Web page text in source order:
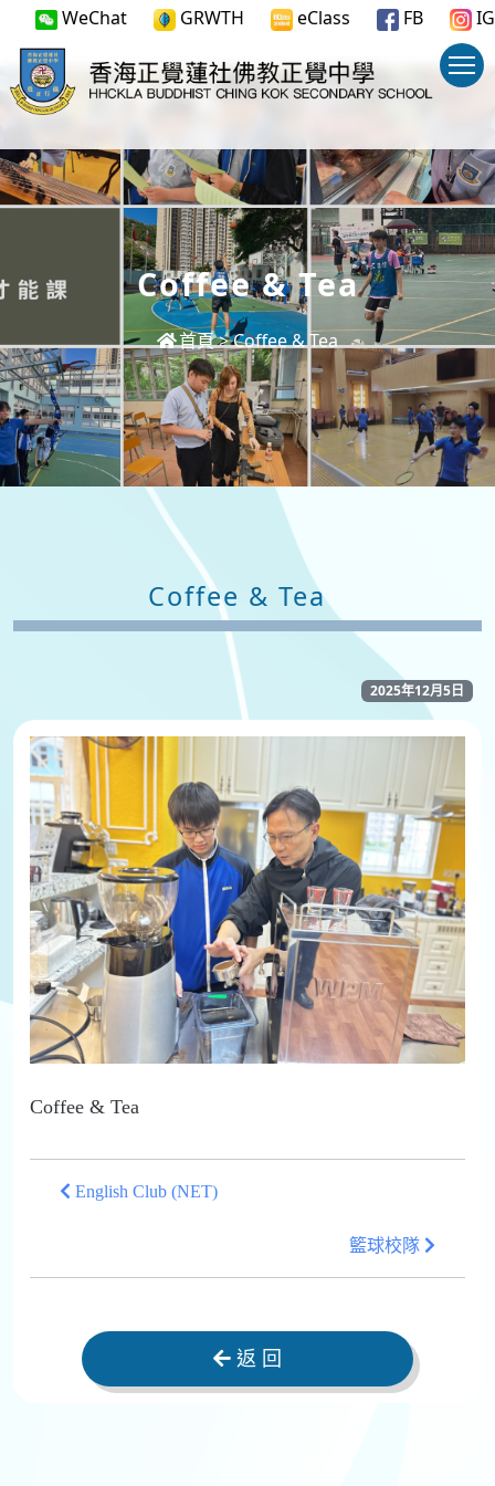
WeChat GRWTH eClass FB IG
Coffee & Tea
首頁>Coffee & Tea
Coffee & Tea
2025年12月5日
Coffee & Tea
English Club (NET)
籃球校隊
返 回